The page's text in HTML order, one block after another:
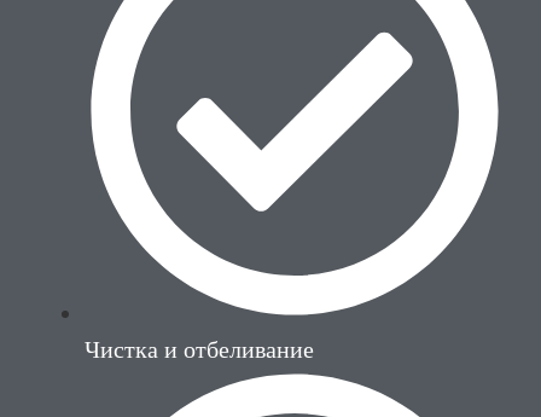
Чистка и отбеливание